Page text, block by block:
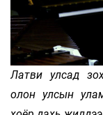
Латви улсад
олон улсын